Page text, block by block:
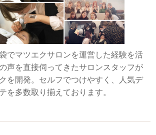
でマツエクサロンを運営した経験を活
声を直接伺ってきたサロンスタッフが
を開発。セルフでつけやすく、人気デ
を多数取り揃えております。